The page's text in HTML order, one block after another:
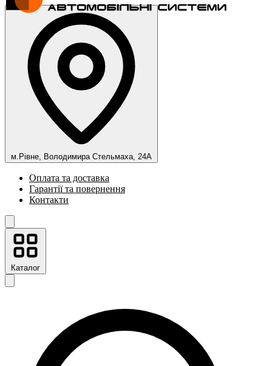
м.Рівне, Володимира Стельмаха, 24А
Оплата та доставка
Гарантії та повернення
Контакти
Каталог